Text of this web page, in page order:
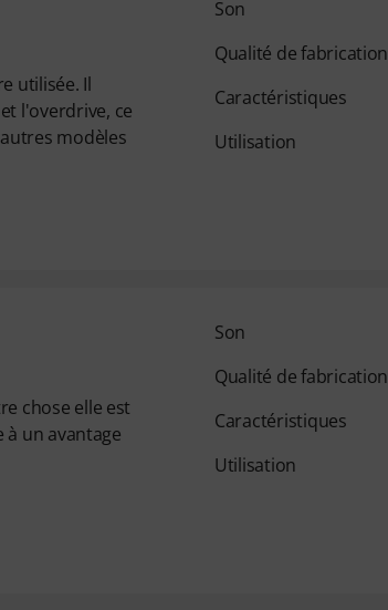
utilisée. Il
l'overdrive, ce
modèles
Son
Qualité de fabrication
Caractéristiques
Utilisation
chose elle est
à un avantage
Son
Qualité de fabrication
Caractéristiques
Utilisation